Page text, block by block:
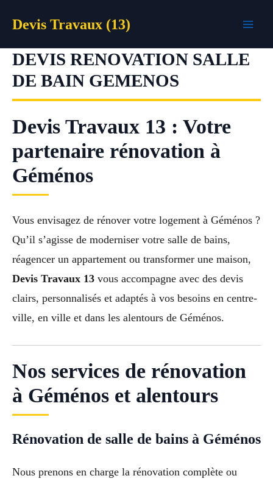
Devis Travaux (13)
DEVIS RENOVATION SALLE
DE BAIN GEMENOS
Devis Travaux 13 : Votre
partenaire rénovation à
Géménos
Vous envisagez de rénover votre logement à Géménos ?
Qu’il s’agisse de moderniser votre salle de bains,
réagencer un appartement ou transformer une maison,
Devis Travaux 13 vous accompagne avec des devis
clairs, personnalisés et adaptés à vos besoins en centre-
ville, en ville et dans les alentours de Géménos.
Nos services de rénovation
à Géménos et alentours
Rénovation de salle de bains à Géménos
Nous prenons en charge la rénovation complète ou